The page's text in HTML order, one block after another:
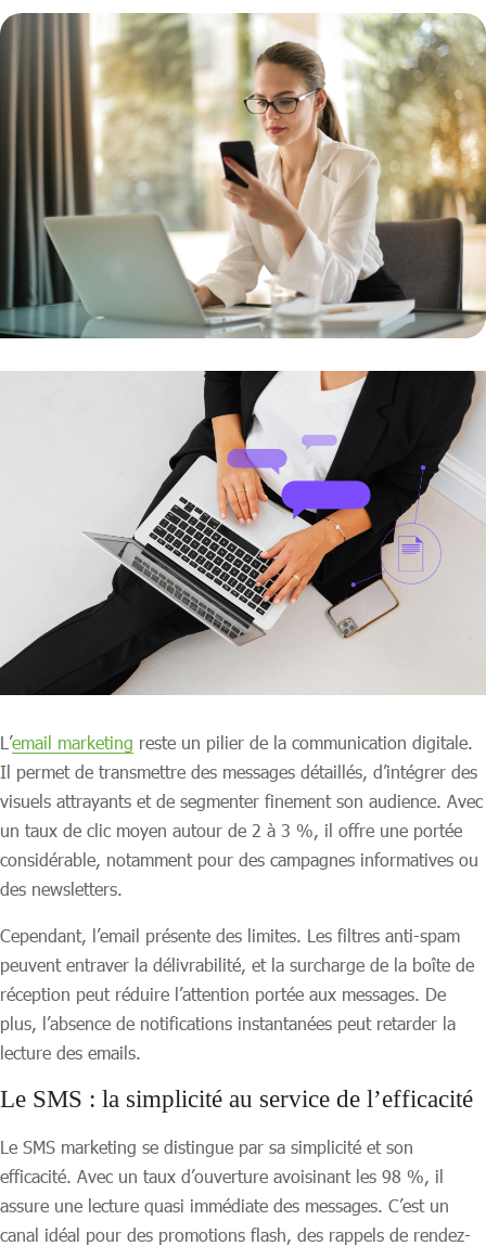
L’email marketing reste un pilier de la communication digitale.
Il permet de transmettre des messages détaillés, d’intégrer des
visuels attrayants et de segmenter finement son audience. Avec
un taux de clic moyen autour de 2 à 3 %, il offre une portée
considérable, notamment pour des campagnes informatives ou
des newsletters.
Cependant, l’email présente des limites. Les filtres anti-spam
peuvent entraver la délivrabilité, et la surcharge de la boîte de
réception peut réduire l’attention portée aux messages. De
plus, l’absence de notifications instantanées peut retarder la
lecture des emails.
Le SMS : la simplicité au service de l’efficacité
Le SMS marketing se distingue par sa simplicité et son
efficacité. Avec un taux d’ouverture avoisinant les 98 %, il
assure une lecture quasi immédiate des messages. C’est un
canal idéal pour des promotions flash, des rappels de rendez-